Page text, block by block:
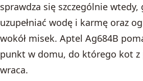
sprawdza się szczególnie wtedy,
uzupełniać wodę i karmę oraz
wokół misek. Aptel Ag684B
punkt w domu, do którego kot z
wraca.